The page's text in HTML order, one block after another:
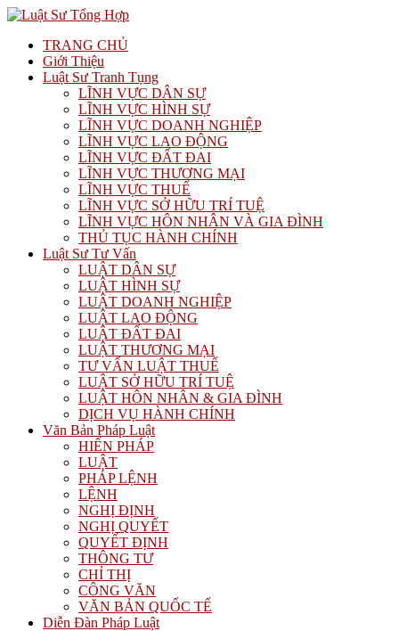
TRANG CHỦ
Giới Thiệu
Luật Sư Tranh Tụng
LĨNH VỰC DÂN SỰ
LĨNH VỰC HÌNH SỰ
LĨNH VỰC DOANH NGHIỆP
LĨNH VỰC LAO ĐỘNG
LĨNH VỰC ĐẤT ĐAI
LĨNH VỰC THƯƠNG MẠI
LĨNH VỰC THUẾ
LĨNH VỰC SỞ HỮU TRÍ TUỆ
LĨNH VỰC HÔN NHÂN VÀ GIA ĐÌNH
THỦ TỤC HÀNH CHÍNH
Luật Sư Tư Vấn
LUẬT DÂN SỰ
LUẬT HÌNH SỰ
LUẬT DOANH NGHIỆP
LUẬT LAO ĐỘNG
LUẬT ĐẤT ĐAI
LUẬT THƯƠNG MẠI
TƯ VẤN LUẬT THUẾ
LUẬT SỞ HỮU TRÍ TUỆ
LUẬT HÔN NHÂN & GIA ĐÌNH
DỊCH VỤ HÀNH CHÍNH
Văn Bản Pháp Luật
HIẾN PHÁP
LUẬT
PHÁP LỆNH
LỆNH
NGHỊ ĐỊNH
NGHỊ QUYẾT
QUYẾT ĐỊNH
THÔNG TƯ
CHỈ THỊ
CÔNG VĂN
VĂN BẢN QUỐC TẾ
Diễn Đàn Pháp Luật